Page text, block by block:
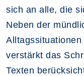
sich an alle, die
Neben der
verstärkt das
Texten